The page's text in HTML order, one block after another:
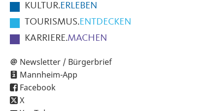
KULTUR.ERLEBEN
TOURISMUS.ENTDECKEN
KARRIERE.MACHEN
Newsletter / Bürgerbrief
Mannheim-App
Facebook
X